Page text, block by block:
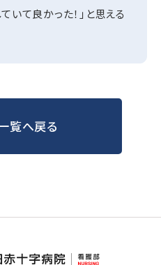
いて良かった！」と思える
覧へ戻る